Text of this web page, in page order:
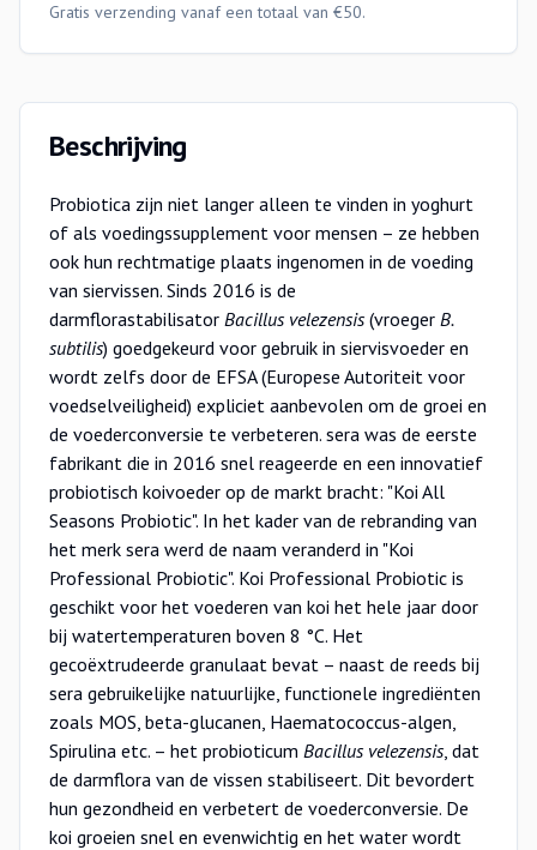
Gratis verzending vanaf een totaal van €50.
Beschrijving
Probiotica zijn niet langer alleen te vinden in yoghurt
of als voedingssupplement voor mensen – ze hebben
ook hun rechtmatige plaats ingenomen in de voeding
van siervissen. Sinds 2016 is de
darmflorastabilisator Bacillus velezensis(vroeger B.
subtilis) goedgekeurd voor gebruik in siervisvoeder en
wordt zelfs door de EFSA (Europese Autoriteit voor
voedselveiligheid) expliciet aanbevolen om de groei en
de voederconversie te verbeteren. sera was de eerste
fabrikant die in 2016 snel reageerde en een innovatief
probiotisch koivoeder op de markt bracht: "Koi All
Seasons Probiotic". In het kader van de rebranding van
het merk sera werd de naam veranderd in "Koi
Professional Probiotic". Koi Professional Probiotic is
geschikt voor het voederen van koi het hele jaar door
bij watertemperaturen boven 8 °C. Het
gecoëxtrudeerde granulaat bevat – naast de reeds bij
sera gebruikelijke natuurlijke, functionele ingrediënten
zoals MOS, beta-glucanen, Haematococcus-algen,
Spirulina etc. – het probioticum Bacillus velezensis, dat
de darmflora van de vissen stabiliseert. Dit bevordert
hun gezondheid en verbetert de voederconversie. De
koi groeien snel en evenwichtig en het water wordt